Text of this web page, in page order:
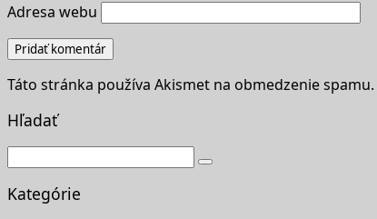
Adresa webu
Táto stránka používa Akismet na obmedzenie spamu.
Hľadať
Kategórie